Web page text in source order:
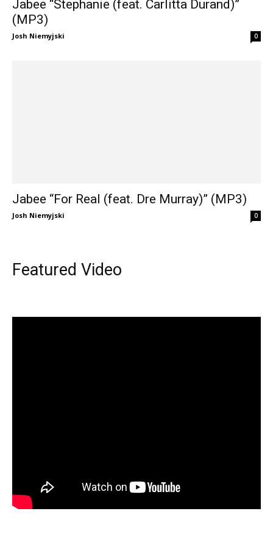
Jabee “Stephanie (feat. Carlitta Durand)”
(MP3)
Josh Niemyjski 0
Jabee “For Real (feat. Dre Murray)” (MP3)
Josh Niemyjski 0
Featured Video